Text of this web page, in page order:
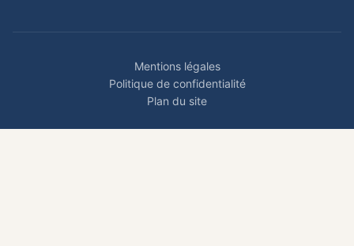
Mentions légales
Politique de confidentialité
Plan du site